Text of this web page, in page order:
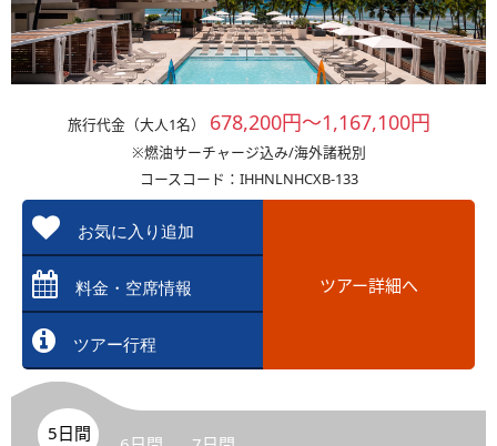
旅行代金（大人1名） 678,200円～1,167,100円
※燃油サーチャージ込み/海外諸税別
コースコード：IHHNLNHCXB-133
お気に入り追加
料金・空席情報
ツアー行程
ツアー詳細へ
5日間